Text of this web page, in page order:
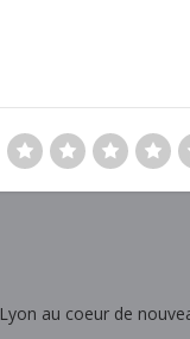
Lyon au coeur de